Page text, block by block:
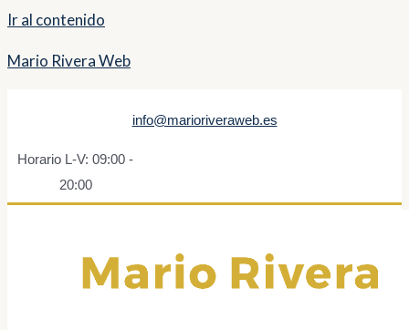
Ir al contenido
Mario Rivera Web
info@marioriveraweb.es
Horario L-V: 09:00 -
20:00